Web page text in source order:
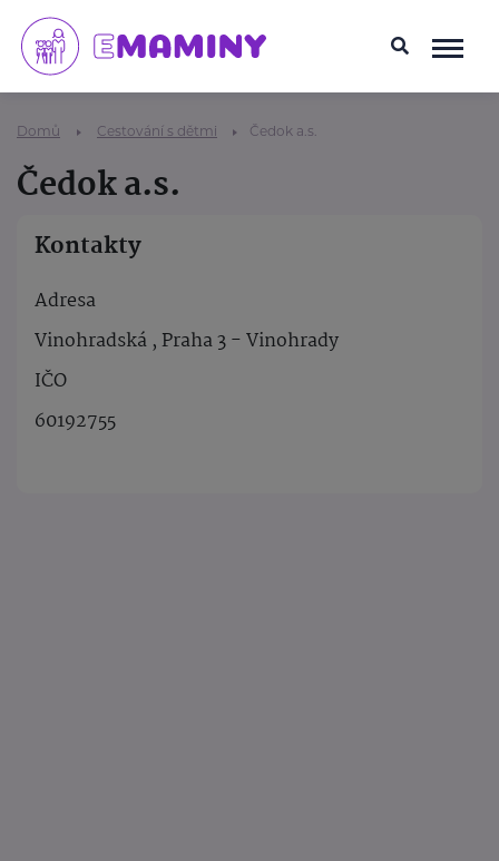
Domů Cestování s dětmi Čedok a.s.
Čedok a.s.
Kontakty
Adresa
Vinohradská , Praha 3 - Vinohrady
IČO
60192755